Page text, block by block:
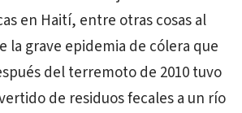
en Haití, entre otras cosas al
la grave epidemia de cólera que
del terremoto de 2010 tuvo
de residuos fecales a un río